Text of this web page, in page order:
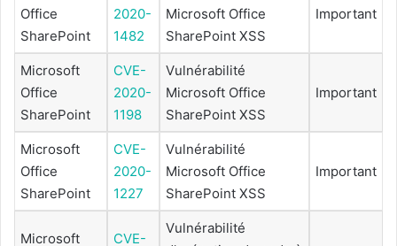
Office
SharePoint
2020-
1482
Microsoft Office
SharePoint XSS
Important
Microsoft
Office
SharePoint
CVE-
2020-
1198
Vulnérabilité
Microsoft Office
SharePoint XSS
Important
Microsoft
Office
SharePoint
CVE-
2020-
1227
Vulnérabilité
Microsoft Office
SharePoint XSS
Important
Microsoft
CVE-
Vulnérabilité